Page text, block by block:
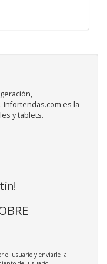
Infortendas.com es la
y tablets.
el usuario y enviarle la